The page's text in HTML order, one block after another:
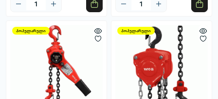
პოპულარული პოპულარული